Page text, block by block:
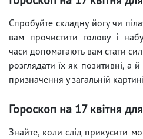
Спробуйте складну йогу чи
вам прочистити голову і
часи допомагають вам стати
розглядати їх як позитивні, а
призначення у загальній
Гороскоп на 17 квітня
Знайте, коли слід прикусити